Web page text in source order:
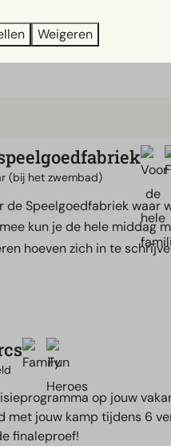
(bij het zwembad)
de Speelgoedfabriek
kun je de hele middag
hoeven zich in te
op jouw
met jouw kamp tijdens 6
finaleproef!
Weigeren